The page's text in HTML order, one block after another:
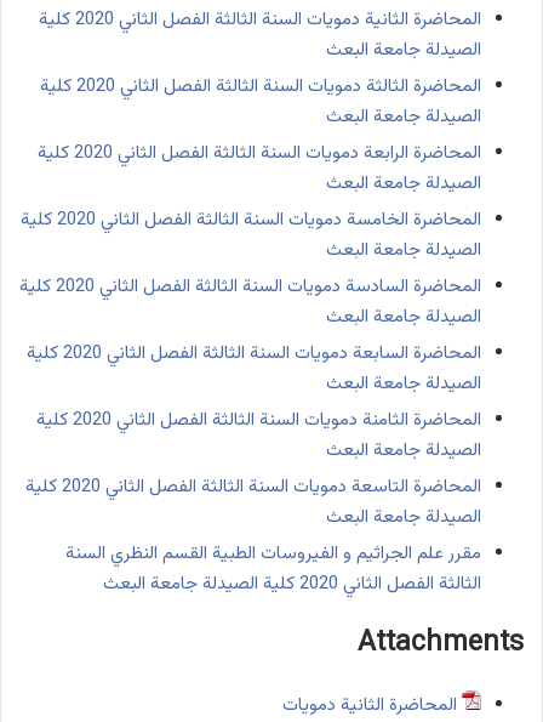
المحاضرة الثانية دمويات السنة الثالثة الفصل الثاني 2020 كلية
الصيدلة جامعة البعث
المحاضرة الثالثة دمويات السنة الثالثة الفصل الثاني 2020 كلية
الصيدلة جامعة البعث
المحاضرة الرابعة دمويات السنة الثالثة الفصل الثاني 2020 كلية
الصيدلة جامعة البعث
المحاضرة الخامسة دمويات السنة الثالثة الفصل الثاني 2020 كلية
الصيدلة جامعة البعث
المحاضرة السادسة دمويات السنة الثالثة الفصل الثاني 2020 كلية
الصيدلة جامعة البعث
المحاضرة السابعة دمويات السنة الثالثة الفصل الثاني 2020 كلية
الصيدلة جامعة البعث
المحاضرة الثامنة دمويات السنة الثالثة الفصل الثاني 2020 كلية
الصيدلة جامعة البعث
المحاضرة التاسعة دمويات السنة الثالثة الفصل الثاني 2020 كلية
الصيدلة جامعة البعث
مقرر علم الجراثيم و الفيروسات الطبية القسم النظري السنة
الثالثة الفصل الثاني 2020 كلية الصيدلة جامعة البعث
Attachments
المحاضرة الثانية دمويات